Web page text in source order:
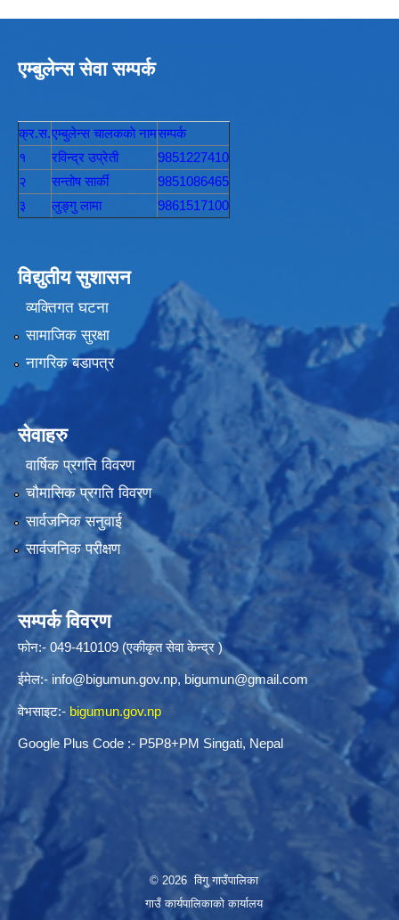
एम्बुलेन्स सेवा सम्पर्क
क्र.स.एम्बुलेन्स चालककाे नामसम्पर्क
१
रविन्द्र उप्रेती
9851227410
२
सन्तोष सार्की
9851086465
३
लुङ्गु लामा 9861517100
विद्युतीय सुशासन
व्यक्तिगत घटना
सामाजिक सुरक्षा
नागरिक बडापत्र
सेवाहरु
वार्षिक प्रगति विवरण
चौमासिक प्रगति विवरण
सार्वजनिक सनुवाई
सार्वजनिक परीक्षण
सम्पर्क विवरण
फोन:- 049-410109 (एकीकृत सेवा केन्द्र )
ईमेल:- info@bigumun.gov.np, bigumun@gmail.com
वेभसाइट:- bigumun.gov.np
Google Plus Code :- P5P8+PM Singati, Nepal
© 2026 विगु गाउँपालिका
गाउँ कार्यपालिकाको कार्यालय